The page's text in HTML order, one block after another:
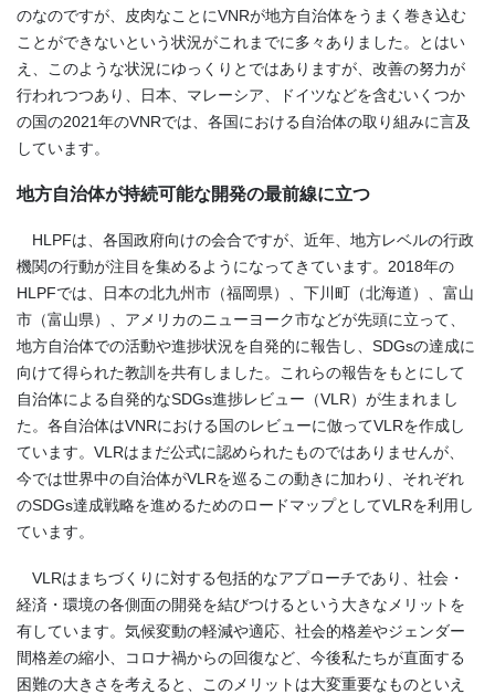
のなのですが、皮肉なことにVNRが地方自治体をうまく巻き込む
ことができないという状況がこれまでに多々ありました。とはい
え、このような状況にゆっくりとではありますが、改善の努力が
行われつつあり、日本、マレーシア、ドイツなどを含むいくつか
の国の2021年のVNRでは、各国における自治体の取り組みに言及
しています。
地方自治体が持続可能な開発の最前線に立つ
HLPFは、各国政府向けの会合ですが、近年、地方レベルの行政
機関の行動が注目を集めるようになってきています。2018年の
HLPFでは、日本の北九州市（福岡県）、下川町（北海道）、富山
市（富山県）、アメリカのニューヨーク市などが先頭に立って、
地方自治体での活動や進捗状況を自発的に報告し、SDGsの達成に
向けて得られた教訓を共有しました。これらの報告をもとにして
自治体による自発的なSDGs進捗レビュー（VLR）が生まれまし
た。各自治体はVNRにおける国のレビューに倣ってVLRを作成し
ています。VLRはまだ公式に認められたものではありませんが、
今では世界中の自治体がVLRを巡るこの動きに加わり、それぞれ
のSDGs達成戦略を進めるためのロードマップとしてVLRを利用し
ています。
VLRはまちづくりに対する包括的なアプローチであり、社会・
経済・環境の各側面の開発を結びつけるという大きなメリットを
有しています。気候変動の軽減や適応、社会的格差やジェンダー
間格差の縮小、コロナ禍からの回復など、今後私たちが直面する
困難の大きさを考えると、このメリットは大変重要なものといえ